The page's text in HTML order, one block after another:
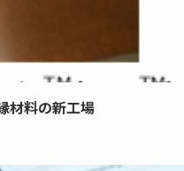
材料の新工場